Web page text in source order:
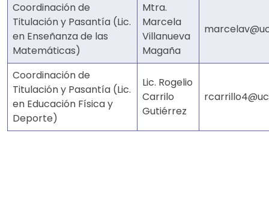
Coordinación de
Titulación y Pasantía (Lic.
en Enseñanza de las
Matemáticas)
Mtra.
Marcela
Villanueva
Magaña
Coordinación de
Titulación y Pasantía (Lic.
en Educación Física y
Deporte)
Lic. Rogelio
Carrilo
Gutiérrez